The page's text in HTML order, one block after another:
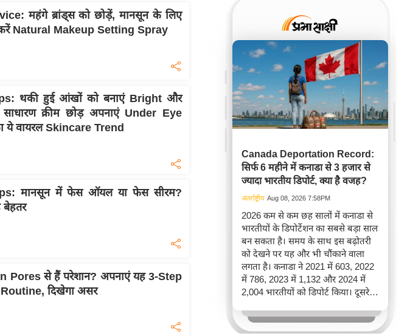
महंगे ब्रांड्स को छोड़ें, मानसून के लिए
करें Natural Makeup Setting Spray
थकी हुई आंखों को बनाएं Bright और
क्रीम छोड़ अपनाएं Under Eye
ये वायरल Skincare Trend
मानसून में फेस ऑयल या फेस सीरम?
बेहतर
Pores से हैं परेशान? अपनाएं यह 3-Step
दिखेगा असर
Canada Deportation Record:
सिर्फ 6 महीने में कनाडा से 3 हजार से
ज्यादा भारतीय डिपोर्ट, क्या है वजह?
अंतर्राष्ट्रीय Aug 08, 2026 7:58PM
2026 कम से कम छह सालों में कनाडा से
भारतीयों के डिपोर्टेशन का सबसे बड़ा साल
बन सकता है। समय के साथ इस बढ़ोतरी
को देखने पर यह और भी चौंकाने वाला
लगता है। कनाडा ने 2021 में 603, 2022
में 786, 2023 में 1,132 और 2024 में
2,004 भारतीयों को डिपोर्ट किया। दूसरे
पूरे साल की तुलना में 2026 की पहली
छमाही में ज़्यादा भारतीयों को वापस भेजा